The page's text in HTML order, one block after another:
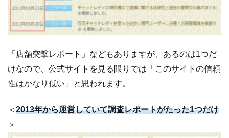
「店舗突撃レポート」などもありますが、あるのは1つだ
けなので、公式サイトを見る限りでは「このサイトの信頼
性はかなり低い」と思われます。
＜ 2013年から運営していて調査レポートがたった1つだけ
＞